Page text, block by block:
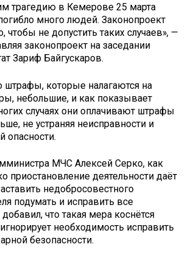
трагедию в Кемерове 25 марта
много людей. Законопроект
чтобы не допустить таких случаев», —
законопроект на заседании
Зариф Байгускаров.
штрафы, которые налагаются на
небольшие, и как показывает
случаях они оплачивают штрафы
не устраняя неисправности и
опасности.
МЧС Алексей Серко, как
приостановление деятельности даёт
недобросовестного
подумать и исправить все
что такая мера коснётся
необходимость исправить
безопасности.